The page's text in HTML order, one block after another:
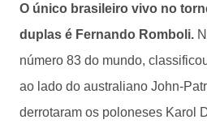
O único brasileiro vivo no
duplas é Fernando Romboli.
número 83 do mundo,
ao lado do australiano John-
derrotaram os poloneses Karol